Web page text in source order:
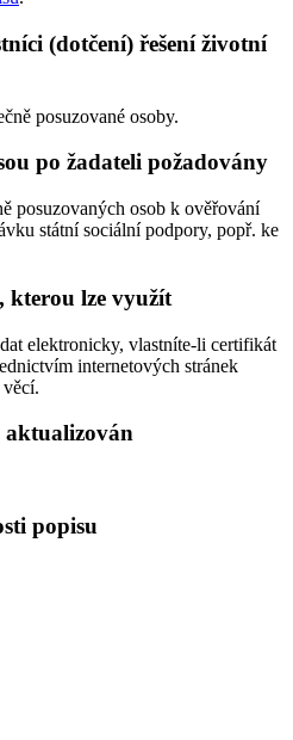
(dotčení) řešení životní
posuzované osoby.
po žadateli požadovány
posuzovaných osob k ověřování
státní sociální podpory, popř. ke
kterou lze využít
elektronicky, vlastníte-li certifikát
internetových stránek
aktualizován
popisu